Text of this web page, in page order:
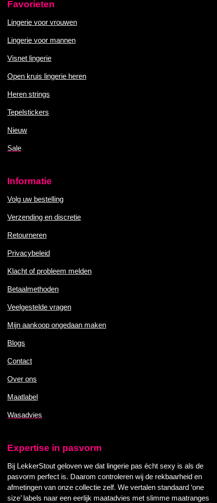
Favorieten
Lingerie voor vrouwen
Lingerie voor mannen
Visnet lingerie
Open kruis lingerie heren
Heren strings
Tepelstickers
Nieuw
Sale
Informatie
Volg uw bestelling
Verzending en discretie
Retourneren
Privacybeleid
Klacht of probleem melden
Betaalmethoden
Veelgestelde vragen
Mijn aankoop ongedaan maken
Blogs
Contact
Over ons
Maatlabel
Wasadvies
Expertise in pasvorm
Bij LekkerStout geloven we dat lingerie pas écht sexy is als de
pasvorm perfect is. Daarom controleren wij de rekbaarheid en
afmetingen van onze collectie zelf. We vertalen standaard ‘one
size’ labels naar een eerlijk maatadvies met slimme maatranges